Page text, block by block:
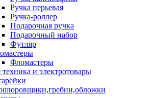
Ручка перьевая
Ручка-роллер
Подарочная ручка
Подарочный набор
Футляр
Фломастеры
и электротовары